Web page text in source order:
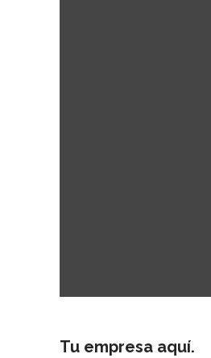
Tu empresa aquí.